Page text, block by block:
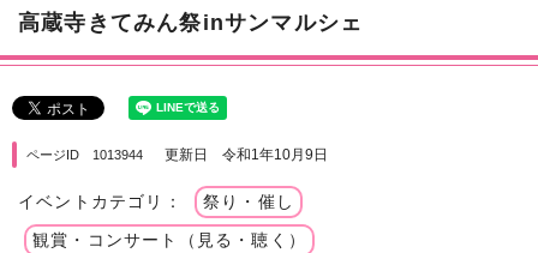
高蔵寺きてみん祭inサンマルシェ
ページID 1013944 更新日 令和1年10月9日
イベントカテゴリ： 祭り・催し
観賞・コンサート（見る・聴く）